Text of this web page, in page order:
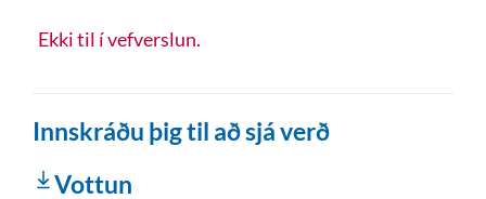
Ekki til í vefverslun.
Innskráðu þig til að sjá verð
Vottun